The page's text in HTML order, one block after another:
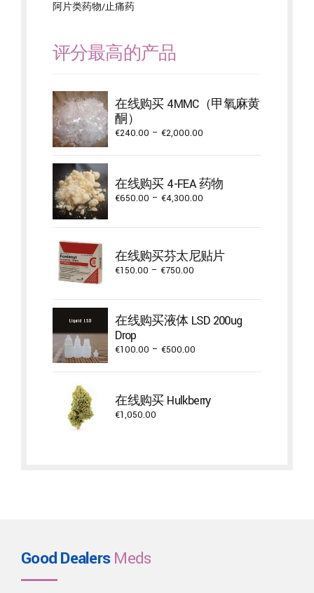
阿片类药物/止痛药
评分最高的产品
在线购买 4MMC（甲氧麻黄
酮）
€240.00 – €2,000.00
through
€2,000.00
在线购买 4-FEA 药物
€650.00 – €4,300.00
€4,300.00
在线购买芬太尼贴片
€150.00 – €750.00
through
€750.00
在线购买液体 LSD 200ug
Drop
€100.00 – €500.00
€500.00
在线购买 Hulkberry
€1,050.00
Good DealersMeds